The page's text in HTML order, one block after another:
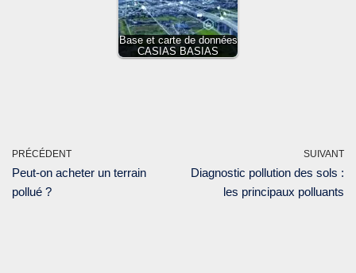
Base et carte de données
CASIAS BASIAS
PRÉCÉDENT
Peut-on acheter un terrain
pollué ?
SUIVANT
Diagnostic pollution des sols :
les principaux polluants